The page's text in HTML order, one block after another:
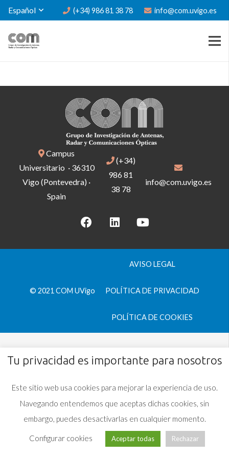
Español (+34) 986 81 38 78 info@com.uvigo.es
Campus
Universitario · 36310
Vigo (Pontevedra) ·
Spain
(+34)
986 81
38 78
info@com.uvigo.es
© 2021 COM UVigo
AVISO LEGAL
POLÍTICA DE PRIVACIDAD
POLÍTICA DE COOKIES
Tu privacidad es importante para nosotros
Este sitio web usa cookies para mejorar la experiencia de uso.
Navegando entendemos que aceptas dichas cookies, sin
embargo, puedes desactivarlas en cualquier momento.
Configurar cookies Aceptar todas Rechazar